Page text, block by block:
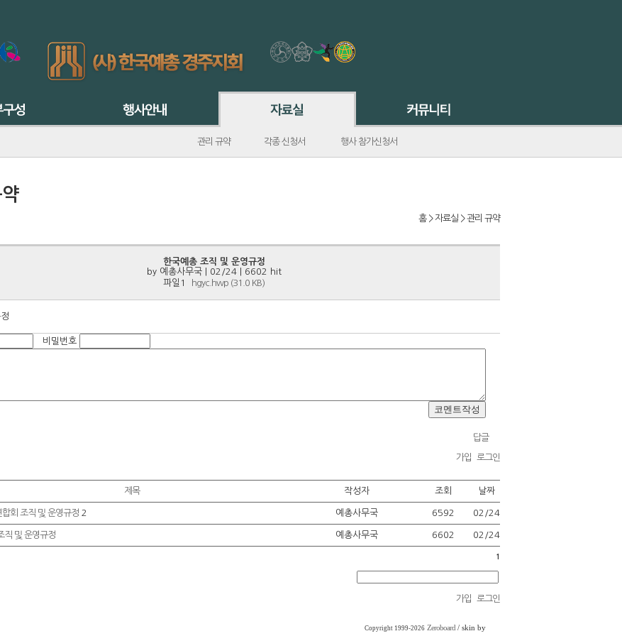
관리 규약 각종 신청서 행사 참가신청서
홈 > 자료실 > 관리 규약
한국예총 조직 및 운영규정
by 예총사무국| 02/24 | 6602 hit
파일1
hgyc.hwp (31.0 KB)
비밀번호
답글
가입 로그인
제목 작성자 조회 날짜
합회 조직 및 운영규정 2 예총사무국 6592 02/24
직 및 운영규정 예총사무국 6602 02/24
1
가입 로그인
Copyright 1999-2026 Zeroboard / skin by